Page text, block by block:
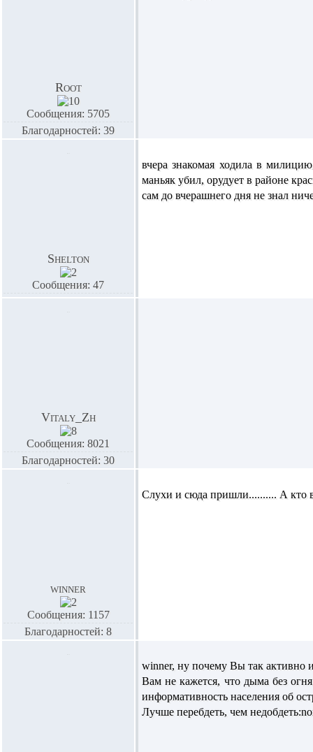
Root
Сообщения: 5705
Благодарностей: 39
Shelton
Сообщения: 47
вчера знакомая ходила в
маньяк убил, орудует в районе
сам до вчерашнего дня не знал
Vitaly_Zh
Сообщения: 8021
Благодарностей: 30
winner
Сообщения: 1157
Благодарностей: 8
Слухи и сюда пришли.......... А кто
winner, ну почему Вы так активно
Вам не кажется, что дыма без
информативность населения об
Лучше перебдеть, чем